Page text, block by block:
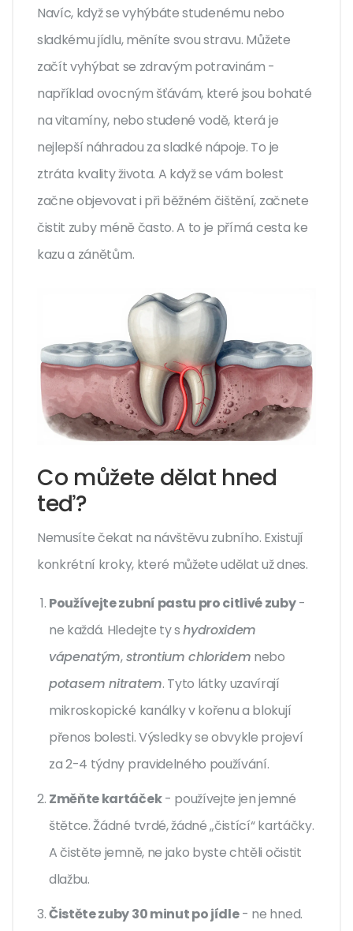
Navíc, když se vyhýbáte studenému nebo
sladkému jídlu, měníte svou stravu. Můžete
začít vyhýbat se zdravým potravinám -
například ovocným šťávám, které jsou bohaté
na vitamíny, nebo studené vodě, která je
nejlepší náhradou za sladké nápoje. To je
ztráta kvality života. A když se vám bolest
začne objevovat i při běžném čištění, začnete
čistit zuby méně často. A to je přímá cesta ke
kazu a zánětům.
Co můžete dělat hned
teď?
Nemusíte čekat na návštěvu zubního. Existují
konkrétní kroky, které můžete udělat už dnes.
Používejte zubní pastu pro citlivé zuby-
ne každá. Hledejte ty shydroxidem
vápenatým,strontium chloridem nebo
potasem nitratem. Tyto látky uzavírají
mikroskopické kanálky v kořenu a blokují
přenos bolesti. Výsledky se obvykle projeví
za 2-4 týdny pravidelného používání.
Změňte kartáček- používejte jen jemné
štětce. Žádné tvrdé, žádné „čistící“ kartáčky.
A čistěte jemně, ne jako byste chtěli očistit
dlažbu.
Čistěte zuby 30 minut po jídle- ne hned.